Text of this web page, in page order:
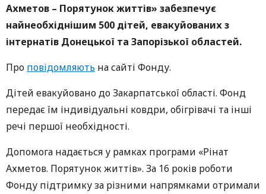
Ахметов – Порятунок життів» забезпечує
найнеобхіднішим 500 дітей, евакуйованих з
інтернатів Донецької та Запорізької областей.
Про повідомляють на сайті Фонду.
Дітей евакуйовано до Закарпатської області. Фонд
передає їм індивідуальні ковдри, обігрівачі та інші
речі першої необхідності.
Допомога надається у рамках програми «Рінат
Ахметов. Порятунок життів». За 16 років роботи
Фонду підтримку за різними напрямками отримали